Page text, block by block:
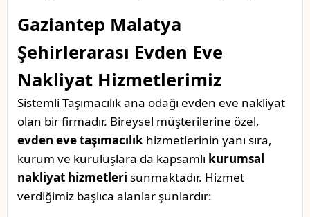
Gaziantep Malatya
Şehirlerarası Evden Eve
Nakliyat Hizmetlerimiz
Sistemli Taşımacılık ana odağı evden eve nakliyat
olan bir firmadır. Bireysel müşterilerine özel,
evden eve taşımacılık hizmetlerinin yanı sıra,
kurum ve kuruluşlara da kapsamlı kurumsal
nakliyat hizmetleri sunmaktadır. Hizmet
verdiğimiz başlıca alanlar şunlardır: